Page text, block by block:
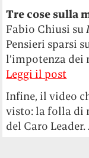
Tre cose sulla
Fabio Chiusi su
Pensieri sparsi
l’impotenza dei
Leggi il post
Infine, il video
visto: la folla di
del Caro